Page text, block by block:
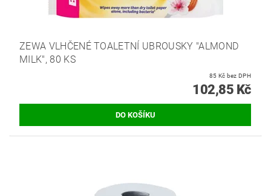
ZEWA VLHČENÉ TOALETNÍ UBROUSKY "ALMOND
MILK", 80 KS
85 Kč bez DPH
102,85 Kč